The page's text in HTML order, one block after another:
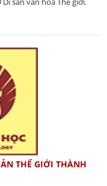
THẾ GIỚI THÀNH